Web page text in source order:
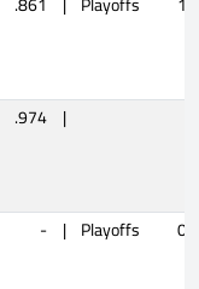
.974 |
- | Playoffs 0